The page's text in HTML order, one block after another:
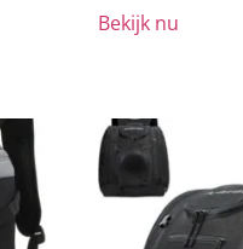
Bekijk nu